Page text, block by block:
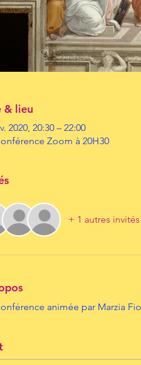
& lieu
2020, 20:30 – 22:00
Zoom à 20H30
+ 1 autres invités
animée par Marzia